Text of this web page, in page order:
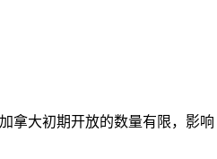
拿大初期开放的数量有限，影响